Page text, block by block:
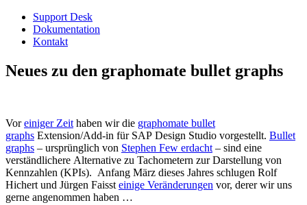
Support Desk
Dokumentation
Kontakt
Neues zu den graphomate bullet graphs
Voreiniger Zeit haben wir die graphomate bullet
graphs Extension/Add-in für SAP Design Studio vorgestellt. Bullet
graphs – ursprünglich von Stephen Few erdacht – sind eine
verständlichere Alternative zu Tachometern zur Darstellung von
Kennzahlen (KPIs). Anfang März dieses Jahres schlugen Rolf
Hichert und Jürgen Faisst einige Veränderungen vor, derer wir uns
gerne angenommen haben …